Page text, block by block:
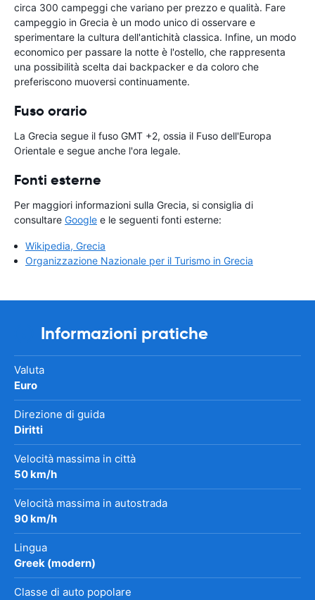
circa 300 campeggi che variano per prezzo e qualità. Fare
campeggio in Grecia è un modo unico di osservare e
sperimentare la cultura dell'antichità classica. Infine, un modo
economico per passare la notte è l'ostello, che rappresenta
una possibilità scelta dai backpacker e da coloro che
preferiscono muoversi continuamente.
Fuso orario
La Grecia segue il fuso GMT +2, ossia il Fuso dell'Europa
Orientale e segue anche l'ora legale.
Fonti esterne
Per maggiori informazioni sulla Grecia, si consiglia di
consultare Google e le seguenti fonti esterne:
Wikipedia, Grecia
Organizzazione Nazionale per il Turismo in Grecia
Informazioni pratiche
Valuta
Euro
Direzione di guida
Diritti
Velocità massima in città
50 km/h
Velocità massima in autostrada
90 km/h
Lingua
Greek (modern)
Classe di auto popolare